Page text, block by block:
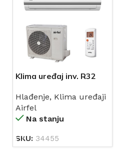
Klima uređaj inv. R32
3,60/2,70 AIRFEL A++
/A+ (top.pumpa zrak-
zrak)
Hlađenje, Klima uređaji
Airfel
Na stanju
SKU: 34455